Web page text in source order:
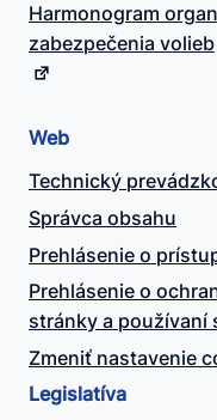
Harmonogram
zabezpečenia volieb
Web
Technický
Správca obsahu
Prehlásenie o
Prehlásenie o
stránky a používaní
Zmeniť nastavenie
Legislatíva